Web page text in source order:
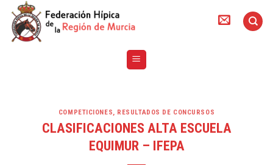
content
COMPETICIONES, RESULTADOS DE CONCURSOS
CLASIFICACIONES ALTA ESCUELA
EQUIMUR – IFEPA